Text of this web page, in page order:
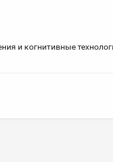
и когнитивные